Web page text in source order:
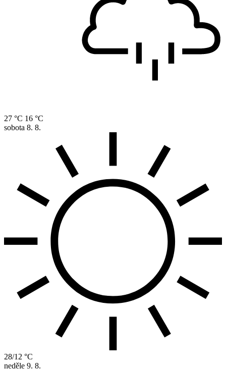
27 °C 16 °C
sobota 8. 8.
28/12 °C
neděle 9. 8.